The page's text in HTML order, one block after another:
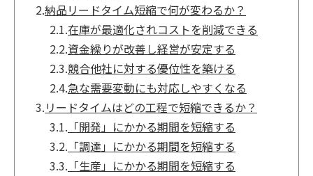
2.納品リードタイム短縮で何が変わるか？
2.1.在庫が最適化されコストを削減できる
2.2.資金繰りが改善し経営が安定する
2.3.競合他社に対する優位性を築ける
2.4.急な需要変動にも対応しやすくなる
3.リードタイムはどの工程で短縮できるか？
3.1. 「開発」にかかる期間を短縮する
3.2. 「調達」にかかる期間を短縮する
3.3. 「生産」にかかる期間を短縮する